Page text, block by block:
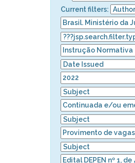
Current filters: